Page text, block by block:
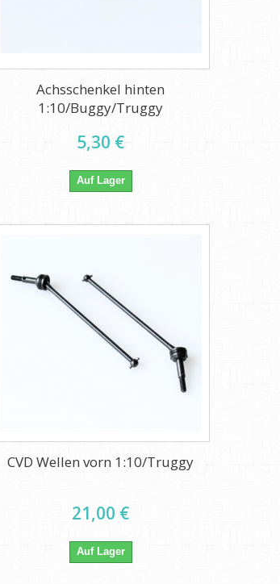
Achsschenkel hinten
1:10/Buggy/Truggy
5,30 €
Auf Lager
CVD Wellen vorn 1:10/Truggy
21,00 €
Auf Lager